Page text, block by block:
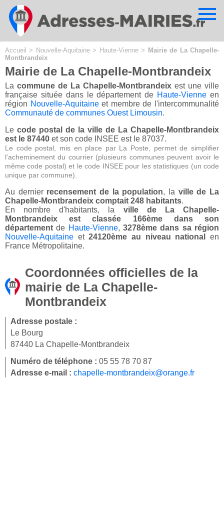
Accueil > Nouvelle-Aquitaine> Haute-Vienne> Mairie de La Chapelle-
Montbrandeix
Mairie de La Chapelle-Montbrandeix
La commune de La Chapelle-Montbrandeix est une ville
française située dans le département de Haute-Vienne en
région Nouvelle-Aquitaineet membre de l'intercommunalité
Communauté de communes Ouest Limousin.
Le code postal de la ville de La Chapelle-Montbrandeix
est le 87440 et son code INSEE est le 87037.
Le code postal, mis en place par La Poste, permet de simplifier
l'acheminement du courrier (plusieurs communes peuvent avoir le
même code postal) et le code INSEE pour les statistiques (un code
unique par commune).
Au dernier recensement de la population, la ville de La
Chapelle-Montbrandeix comptait 248 habitants.
En nombre d'habitants, la ville de La Chapelle-
Montbrandeix est classée 166ème dans son
département de Haute-Vienne,3278ème dans sa région
Nouvelle-Aquitaine et24120ème au niveau national
en
France Métropolitaine.
Coordonnées officielles de la
mairie de La Chapelle-
Montbrandeix
Adresse postale :
Le Bourg
87440 La Chapelle-Montbrandeix
Numéro de téléphone : 05 55 78 70 87
Adresse e-mail : chapelle-montbrandeix@orange.fr
Cookies management panel